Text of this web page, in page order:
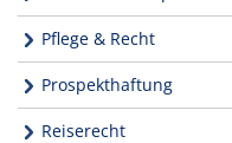
Pflege & Recht
Prospekthaftung
Reiserecht